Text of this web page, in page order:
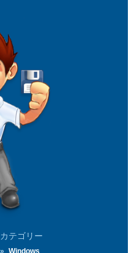
カテゴリー
Windows